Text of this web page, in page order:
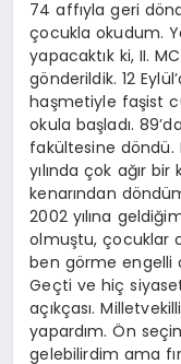
74 affıyla geri
çocukla okudum.
yapacaktık ki, II.
gönderildik. 12
haşmetiyle faşist
okula başladı.
fakültesine
yılında çok ağır
kenarından
2002 yılına
olmuştu, çocuklar
ben görme engelli
Geçti ve hiç
açıkçası.
yapardım. Ön
gelebilirdim ama